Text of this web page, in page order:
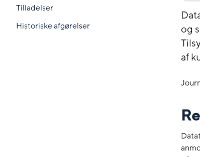
Tilladelser
Historiske afgørelser
og
af